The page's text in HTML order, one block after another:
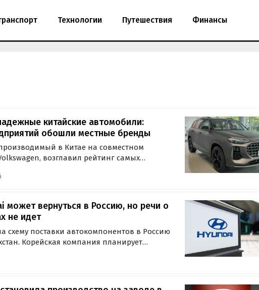
Технологии Путешествия Финансы
китайские автомобили:
обошли местные бренды
в Китае на совместном
возглавил рейтинг самых
может вернуться в Россию, но речи о
не идет
схему поставки автокомпонентов в Россию
Корейская компания планирует
а затем — в РФ.